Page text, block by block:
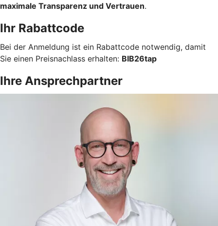
maximale Transparenz und Vertrauen.
Ihr Rabattcode
Bei der Anmeldung ist ein Rabattcode notwendig, damit
Sie einen Preisnachlass erhalten: BIB26tap
Ihre Ansprechpartner